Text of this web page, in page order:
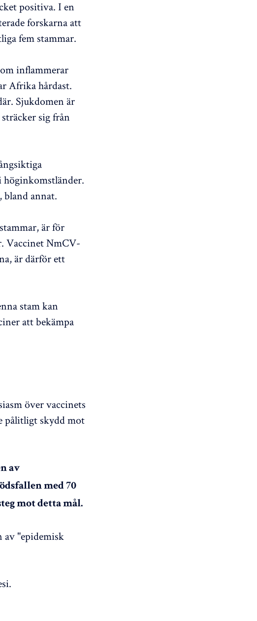
positiva. I en
forskarna att
fem stammar.
inflammerar
Afrika hårdast.
Sjukdomen är
sig från
bland annat.
är för
Vaccinet NmCV-
är därför ett
stam kan
att bekämpa
över vaccinets
pålitligt skydd mot
av
med 70
mot detta mål.
av "epidemisk